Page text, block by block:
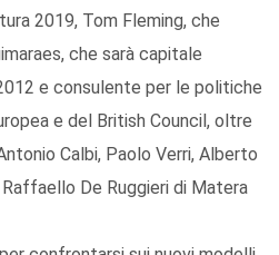
2019, Tom Fleming, che
che sarà capitale
e consulente per le politiche
e del British Council, oltre
Calbi, Paolo Verri, Alberto
De Ruggieri di Matera